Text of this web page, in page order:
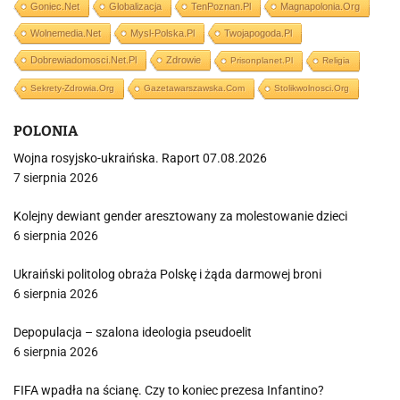
Goniec.net Globalizacja TenPoznan.pl Magnapolonia.org
Wolnemedia.net Mysl-Polska.pl Twojapogoda.pl
Dobrewiadomosci.net.pl Zdrowie Prisonplanet.pl Religia
Sekrety-Zdrowia.org Gazetawarszawska.com Stolikwolnosci.org
POLONIA
Wojna rosyjsko-ukraińska. Raport 07.08.2026
7 sierpnia 2026
Kolejny dewiant gender aresztowany za molestowanie dzieci
6 sierpnia 2026
Ukraiński politolog obraża Polskę i żąda darmowej broni
6 sierpnia 2026
Depopulacja – szalona ideologia pseudoelit
6 sierpnia 2026
FIFA wpadła na ścianę. Czy to koniec prezesa Infantino?